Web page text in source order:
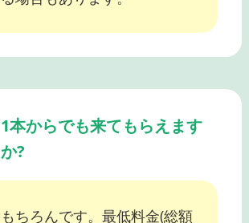
1本からでも来てもらえます
か?
もちろんです。最低料金(総額